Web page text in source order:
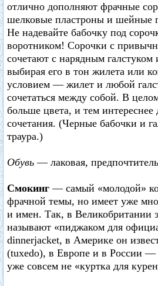
отлично дополняют фрачные
шелковые пластроны и шейные
Не надевайте бабочку под
воротником! Сорочки с
сочетают с нарядным галстуком
выбирая его в тон жилета или
условием — жилет и любой
сочетаться между собой. В
больше цвета, и тем интереснее
сочетания. (Черные бабочки и
траура.)
Обувь — лаковая,
Смокинг — самый «молодой»
фрачной темы, но имеет уже
и имен. Так, в Великобритании
называют «пиджаком для
dinnerjacket, в Америке он
(tuxedo), в Европе и в России —
уже совсем не «куртка для